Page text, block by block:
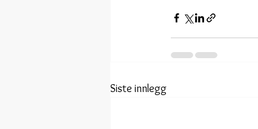
Siste innlegg